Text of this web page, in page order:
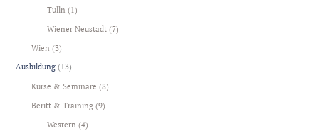
Tulln (1)
Wiener Neustadt (7)
Wien (3)
Ausbildung (13)
Kurse & Seminare (8)
Beritt & Training (9)
Western (4)